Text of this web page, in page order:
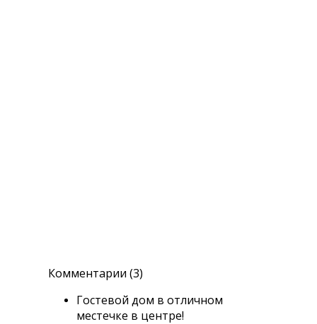
Комментарии (3)
Гостевой дом в отличном
местечке в центре!